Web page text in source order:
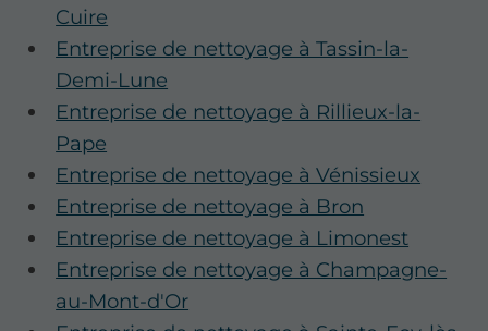
Cuire
Entreprise de nettoyage à Tassin-la-
Demi-Lune
Entreprise de nettoyage à Rillieux-la-
Pape
Entreprise de nettoyage à Vénissieux
Entreprise de nettoyage à Bron
Entreprise de nettoyage à Limonest
Entreprise de nettoyage à Champagne-
au-Mont-d'Or